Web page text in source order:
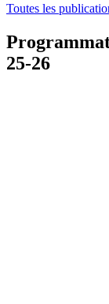
Toutes les
25-26